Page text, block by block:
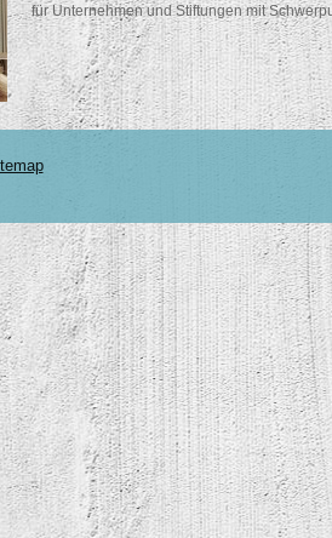
für Unternehmen und Stiftungen mit